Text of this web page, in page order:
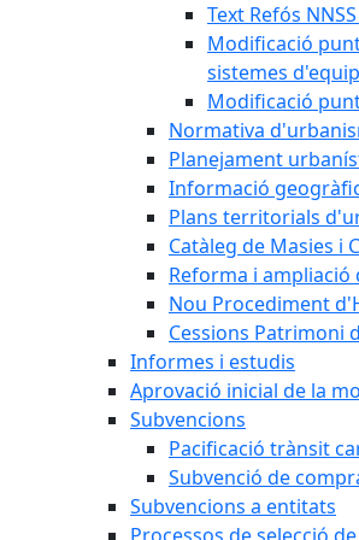
Text Refós
Modificació
sistemes
Modificació
Normativa
Planejament
Informació
Plans territorials
Catàleg de Masies i
Reforma i ampliació
Nou Procediment
Cessions Patrimoni
Informes i estudis
Aprovació inicial de la
Subvencions
Pacificació trànsit
Subvenció de
Subvencions a entitats